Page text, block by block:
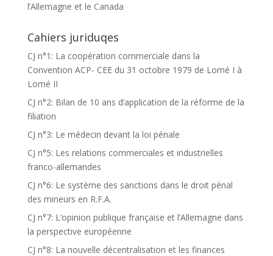
l’Allemagne et le Canada
Cahiers juriduqes
CJ n°1: La coopération commerciale dans la
Convention ACP- CEE du 31 octobre 1979 de Lomé I à
Lomé II
CJ n°2: Bilan de 10 ans d’application de la réforme de la
filiation
CJ n°3: Le médecin devant la loi pénale
CJ n°5: Les relations commerciales et industrielles
franco-allemandes
CJ n°6: Le système des sanctions dans le droit pénal
des mineurs en R.F.A.
CJ n°7: L’opinion publique française et l’Allemagne dans
la perspective européenne
CJ n°8: La nouvelle décentralisation et les finances